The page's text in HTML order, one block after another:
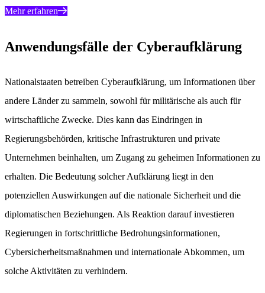
Mehr erfahren
Anwendungsfälle der Cyberaufklärung
Nationalstaaten betreiben Cyberaufklärung, um Informationen über
andere Länder zu sammeln, sowohl für militärische als auch für
wirtschaftliche Zwecke. Dies kann das Eindringen in
Regierungsbehörden, kritische Infrastrukturen und private
Unternehmen beinhalten, um Zugang zu geheimen Informationen zu
erhalten. Die Bedeutung solcher Aufklärung liegt in den
potenziellen Auswirkungen auf die nationale Sicherheit und die
diplomatischen Beziehungen. Als Reaktion darauf investieren
Regierungen in fortschrittliche Bedrohungsinformationen,
Cybersicherheitsmaßnahmen und internationale Abkommen, um
solche Aktivitäten zu verhindern.